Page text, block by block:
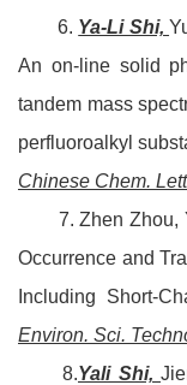
6. Ya-Li Shi,
An on-line solid
tandem mass
perfluoroalkyl
Chinese Chem.
7. Zhen Zhou,
Occurrence and
Including Short-
Environ. Sci.
8.Yali Shi,